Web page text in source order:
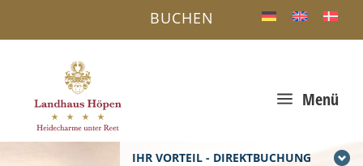
IHR VORTEIL - DIREKTBUCHUNG
a Menü
BUCHEN